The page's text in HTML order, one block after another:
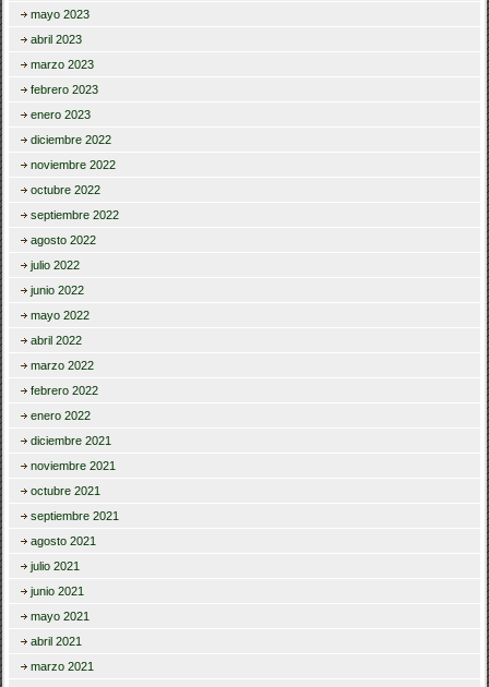
mayo 2023
abril 2023
marzo 2023
febrero 2023
enero 2023
diciembre 2022
noviembre 2022
octubre 2022
septiembre 2022
agosto 2022
julio 2022
junio 2022
mayo 2022
abril 2022
marzo 2022
febrero 2022
enero 2022
diciembre 2021
noviembre 2021
octubre 2021
septiembre 2021
agosto 2021
julio 2021
junio 2021
mayo 2021
abril 2021
marzo 2021